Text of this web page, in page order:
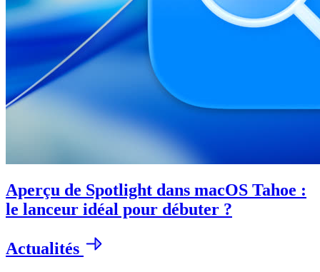
Aperçu de Spotlight dans macOS Tahoe :
le lanceur idéal pour débuter ?
Actualités